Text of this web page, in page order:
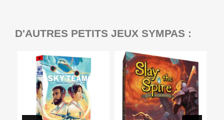
D'AUTRES PETITS JEUX SYMPAS :